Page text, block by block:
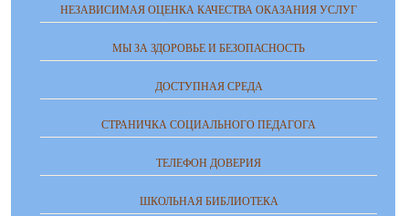
НЕЗАВИСИМАЯ ОЦЕНКА КАЧЕСТВА ОКАЗАНИЯ УСЛУГ
МЫ ЗА ЗДОРОВЬЕ И БЕЗОПАСНОСТЬ
ДОСТУПНАЯ СРЕДА
СТРАНИЧКА СОЦИАЛЬНОГО ПЕДАГОГА
ТЕЛЕФОН ДОВЕРИЯ
ШКОЛЬНАЯ БИБЛИОТЕКА